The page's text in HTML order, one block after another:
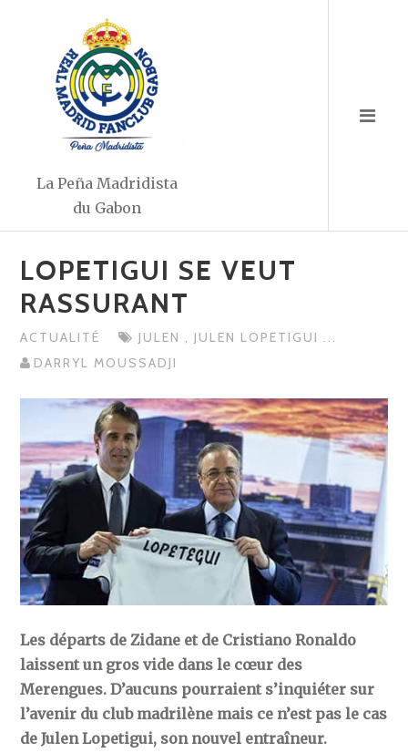
La Peña Madridista
du Gabon
LOPETIGUI SE VEUT
RASSURANT
ACTUALITÉ JULEN , JULEN LOPETIGUI ...
DARRYL MOUSSADJI
Les départs de Zidane et de Cristiano Ronaldo
laissent un gros vide dans le cœur des
Merengues. D’aucuns pourraient s’inquiéter sur
l’avenir du club madrilène mais ce n’est pas le cas
de Julen Lopetigui, son nouvel entraîneur.